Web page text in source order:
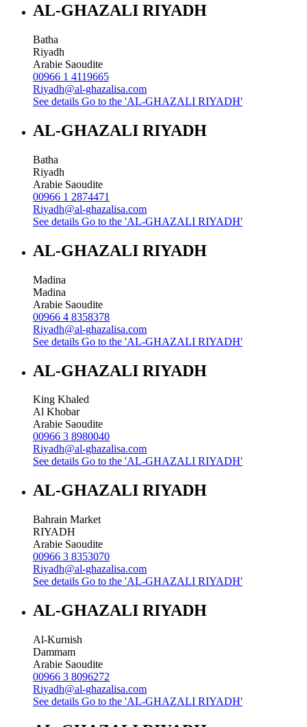
AL-GHAZALI RIYADH
Batha
Riyadh
Arabie Saoudite
00966 1 4119665
Riyadh@al-ghazalisa.com
See details Go to the 'AL-GHAZALI RIYADH'
AL-GHAZALI RIYADH
Batha
Riyadh
Arabie Saoudite
00966 1 2874471
Riyadh@al-ghazalisa.com
See details Go to the 'AL-GHAZALI RIYADH'
AL-GHAZALI RIYADH
Madina
Madina
Arabie Saoudite
00966 4 8358378
Riyadh@al-ghazalisa.com
See details Go to the 'AL-GHAZALI RIYADH'
AL-GHAZALI RIYADH
King Khaled
Al Khobar
Arabie Saoudite
00966 3 8980040
Riyadh@al-ghazalisa.com
See details Go to the 'AL-GHAZALI RIYADH'
AL-GHAZALI RIYADH
Bahrain Market
RIYADH
Arabie Saoudite
00966 3 8353070
Riyadh@al-ghazalisa.com
See details Go to the 'AL-GHAZALI RIYADH'
AL-GHAZALI RIYADH
Al-Kurnish
Dammam
Arabie Saoudite
00966 3 8096272
Riyadh@al-ghazalisa.com
See details Go to the 'AL-GHAZALI RIYADH'